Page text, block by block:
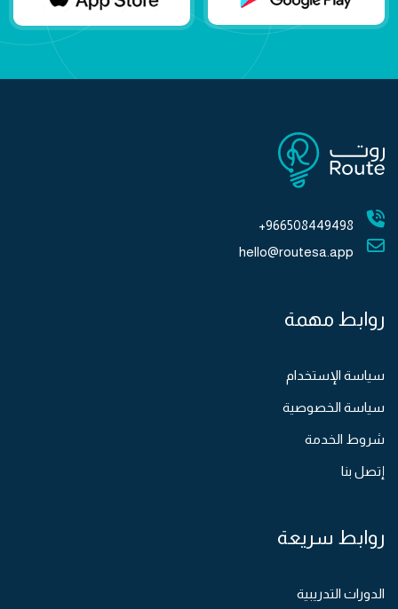
966508449498+
hello@routesa.app
روابط مهمة
سياسة الإستخدام
سياسة الخصوصية
شروط الخدمة
إتصل بنا
روابط سريعة
الدورات التدريبية